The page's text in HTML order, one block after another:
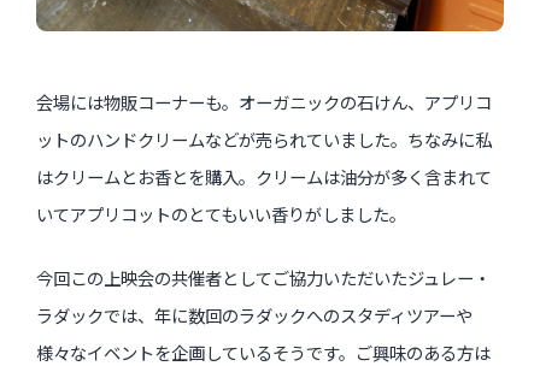
会場には物販コーナーも。オーガニックの石けん、アプリコ
ットのハンドクリームなどが売られていました。ちなみに私
はクリームとお香とを購入。クリームは油分が多く含まれて
いてアプリコットのとてもいい香りがしました。
今回この上映会の共催者としてご協力いただいたジュレー・
ラダックでは、年に数回のラダックへのスタディツアーや
様々なイベントを企画しているそうです。ご興味のある方は